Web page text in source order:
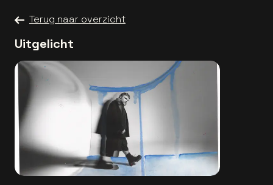
Terug naar overzicht
Uitgelicht